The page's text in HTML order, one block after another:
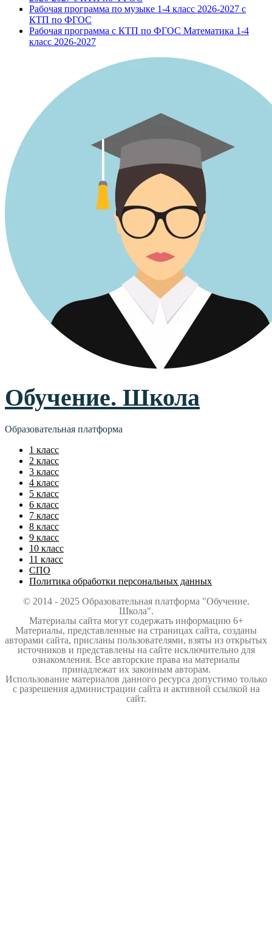
Рабочая программа по музыке 1-4 класс 2026-2027 с
КТП по ФГОС
Рабочая программа с КТП по ФГОС Математика 1-4
класс 2026-2027
Обучение. Школа
Образовательная платформа
1 класс
2 класс
3 класс
4 класс
5 класс
6 класс
7 класс
8 класс
9 класс
10 класс
11 класс
СПО
Политика обработки персональных данных
© 2014 - 2025 Образовательная платформа "Обучение.
Школа".
Материалы сайта могут содержать информацию 6+
Материалы, представленные на страницах сайта, созданы
авторами сайта, присланы пользователями, взяты из открытых
источников и представлены на сайте исключительно для
ознакомления. Все авторские права на материалы
принадлежат их законным авторам.
Использование материалов данного ресурса допустимо только
с разрешения администрации сайта и активной ссылкой на
сайт.